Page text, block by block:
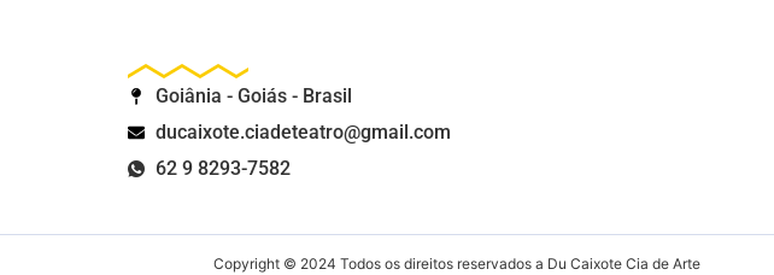
Goiânia - Goiás - Brasil
ducaixote.ciadeteatro@gmail.com
62 9 8293-7582
Copyright © 2024 Todos os direitos reservados a Du Caixote Cia de Arte